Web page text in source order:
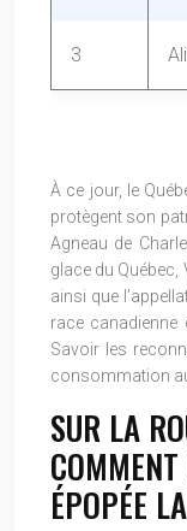
3
À ce jour, le
protègent son
Agneau de
glace du Québec,
ainsi que
race canadienne
Savoir les
consommation
SUR LA
ÉPOPÉE